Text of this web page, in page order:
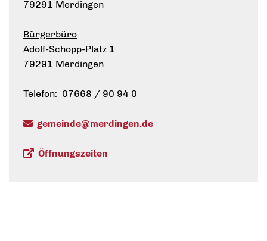
79291 Merdingen
Bürgerbüro
Adolf-Schopp-Platz 1
79291 Merdingen
Telefon: 07668 / 90 94 0
gemeinde@merdingen.de
Öffnungszeiten